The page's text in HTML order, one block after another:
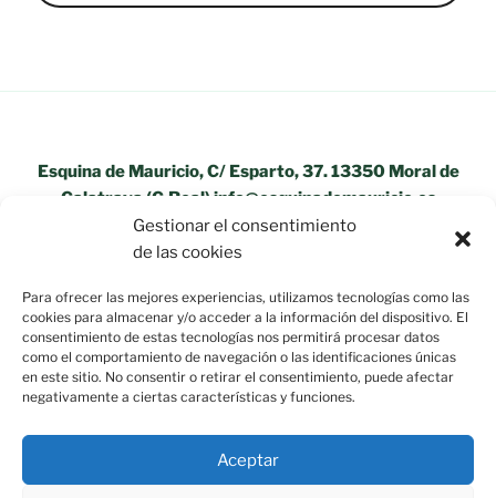
Gestionar el consentimiento
de las cookies
Para ofrecer las mejores experiencias, utilizamos tecnologías como las
cookies para almacenar y/o acceder a la información del dispositivo. El
consentimiento de estas tecnologías nos permitirá procesar datos
como el comportamiento de navegación o las identificaciones únicas
en este sitio. No consentir o retirar el consentimiento, puede afectar
negativamente a ciertas características y funciones.
Aceptar
Esquina de Mauricio, C/ Esparto, 37. 13350 Moral de
Calatrava (C.Real) info@esquinademauricio.es
«Aviso Legal»